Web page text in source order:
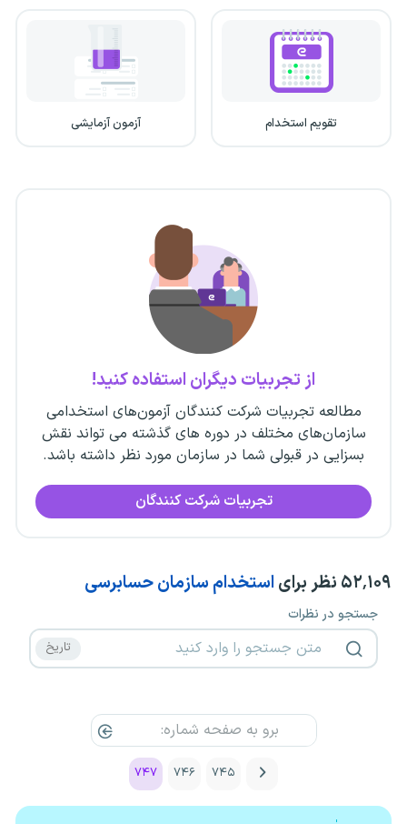
تقویم استخدام آزمون آزمایشی
از تجربیات دیگران استفاده کنید!
مطالعه تجربیات شرکت کنندگان آزمون‌های استخدامی
سازمان‌های مختلف در دوره های گذشته می تواند نقش
بسزایی در قبولی شما در سازمان مورد نظر داشته باشد.
تجربیات شرکت کنندگان
۵۲٬۱۰۹ نظر برای استخدام سازمان حسابرسی
جستجو در نظرات
۷۴۵ ۷۴۶ ۷۴۷